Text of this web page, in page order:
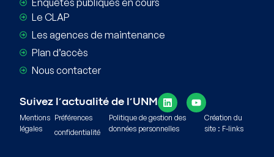
Enquêtes publiques en cours
Le CLAP
Les agences de maintenance
Plan d’accès
Nous contacter
Suivez l’actualité de l’UNM
Mentions
légales
Préférences
confidentialité
Politique de gestion des
données personnelles
Création du
site : F-links